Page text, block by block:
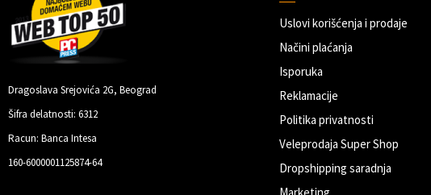
Dragoslava Srejovića 2G, Beograd
Šifra delatnosti: 6312
Racun: Banca Intesa
160-6000001125874-64
Uslovi korišćenja i prodaje
Načini plaćanja
Isporuka
Reklamacije
Politika privatnosti
Veleprodaja Super Shop
Dropshipping saradnja